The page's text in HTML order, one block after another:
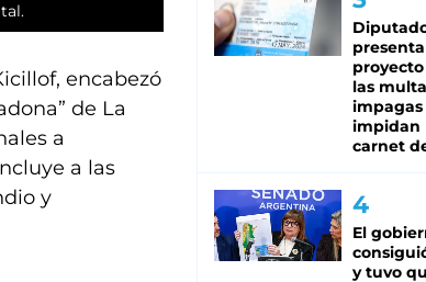
encabezó
de La
a
a las
y
las
impagas
impidan
carnet
El
y tuvo